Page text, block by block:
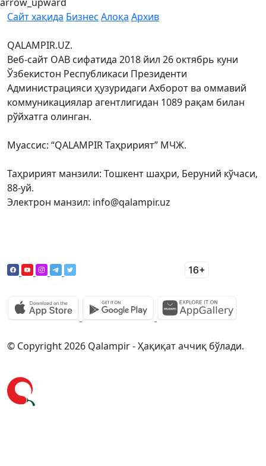
Сайт хақида Бизнес Алоқа Архив
QALAMPIR.UZ.
Веб-сайт ОАВ сифатида 2018 йил 26 октябрь куни
Ўзбекистон Республикаси Президенти
Администрацияси ҳузуридаги Ахборот ва оммавий
коммуникациялар агентлигидан 1089 рақам билан
рўйхатга олинган.
Муассис: “QALAMPIR Таҳририят” МЧЖ.
Таҳририят манзили: Тошкент шаҳри, Беруний кўчаси,
88-уй.
Электрон манзил: info@qalampir.uz
© Copyright 2026 Qalampir - Ҳақиқат аччиқ бўлади.